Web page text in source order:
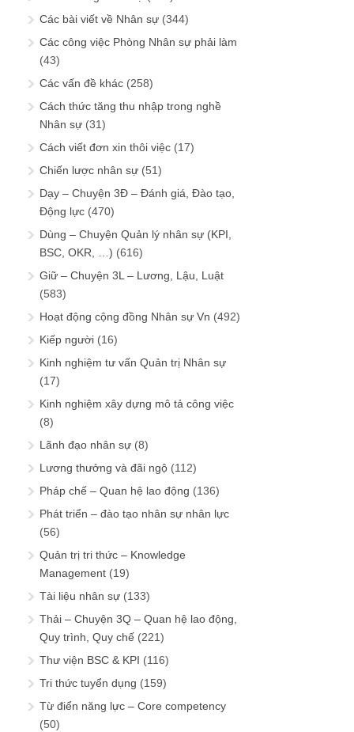
Các bài viết về Nhân sự (344)
Các công việc Phòng Nhân sự phải làm
(43)
Các vấn đề khác (258)
Cách thức tăng thu nhập trong nghề
Nhân sự (31)
Cách viết đơn xin thôi việc (17)
Chiến lược nhân sự (51)
Dạy – Chuyện 3Đ – Đánh giá, Đào tạo,
Động lực (470)
Dùng – Chuyện Quản lý nhân sự (KPI,
BSC, OKR, …) (616)
Giữ – Chuyện 3L – Lương, Lậu, Luật
(583)
Hoạt động cộng đồng Nhân sự Vn (492)
Kiếp người (16)
Kinh nghiệm tư vấn Quản trị Nhân sự
(17)
Kinh nghiệm xây dựng mô tả công việc
(8)
Lãnh đạo nhân sự (8)
Lương thưởng và đãi ngộ (112)
Pháp chế – Quan hệ lao động (136)
Phát triển – đào tạo nhân sự nhân lực
(56)
Quản trị tri thức – Knowledge
Management (19)
Tài liệu nhân sự (133)
Thải – Chuyện 3Q – Quan hệ lao động,
Quy trình, Quy chế (221)
Thư viện BSC & KPI (116)
Tri thức tuyển dụng (159)
Từ điển năng lực – Core competency
(50)